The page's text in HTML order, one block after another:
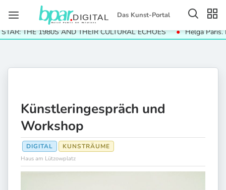
Das Kunst-Portal
1980S AND THEIR CULTURAL ECHOES Helga Paris.
Künstleringespräch und
Workshop
DIGITAL KUNSTRÄUME
Haus am Lützowplatz